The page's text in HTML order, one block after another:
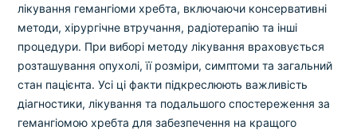
лікування гемангіоми хребта, включаючи консервативні
методи, хірургічне втручання, радіотерапію та інші
процедури. При виборі методу лікування враховується
розташування опухолі, її розміри, симптоми та загальний
стан пацієнта. Усі ці факти підкреслюють важливість
діагностики, лікування та подальшого спостереження за
гемангіомою хребта для забезпечення на кращого